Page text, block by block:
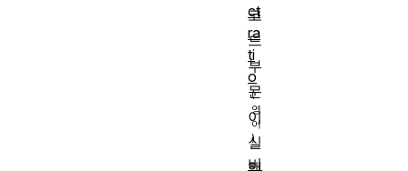
코
드
부
문
이
실
ct
ra
ti
o
비